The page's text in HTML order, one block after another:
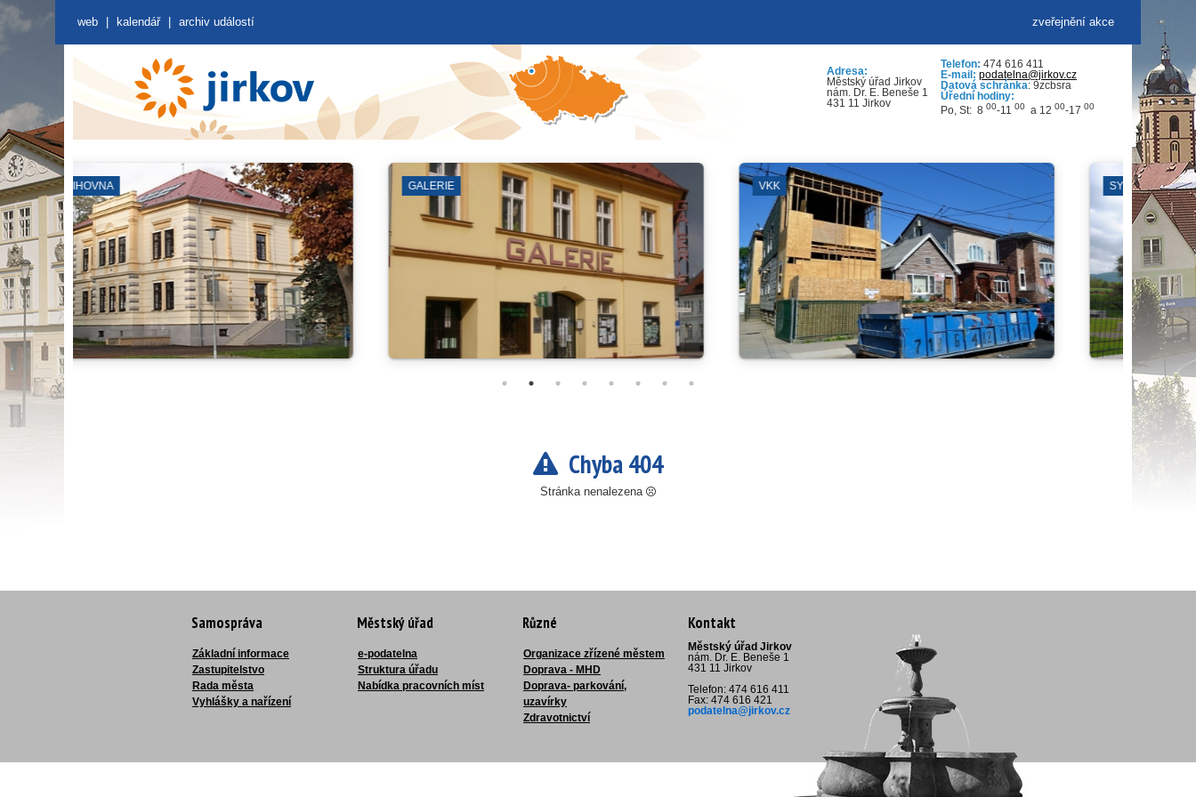
zveřejnění akce
web kalendář archiv událostí
Adresa:
Městský úřad Jirkov
nám. Dr. E. Beneše 1
431 11 Jirkov
Telefon: 474 616 411
E-mail: podatelna@jirkov.cz
Datová schránka: 9zcbsra
Úřední hodiny:
Po, St: 8 00-11 00 a 12 00-17 00
VKK SYNAGOGA ZÁKLADNÍ ŠKOLY LEZECKÁ ARÉNA
Chyba 404
Stránka nenalezena
Samospráva
Základní informace
Zastupitelstvo
Rada města
Vyhlášky a nařízení
Městský úřad
e-podatelna
Struktura úřadu
Nabídka pracovních míst
Různé
Organizace zřízené městem
Doprava - MHD
Doprava- parkování,
uzavírky
Zdravotnictví
Kontakt
Městský úřad Jirkov
nám. Dr. E. Beneše 1
431 11 Jirkov
Telefon: 474 616 411
Fax: 474 616 421
podatelna@jirkov.cz